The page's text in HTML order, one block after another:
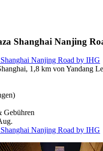
Shanghai Nanjing
Nanjing Road by IHG
1,8 km von Yandang
Gebühren
Nanjing Road by IHG